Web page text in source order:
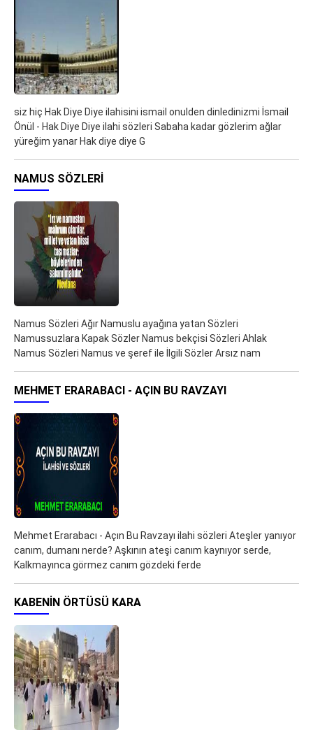
siz hiç Hak Diye Diye ilahisini ismail onulden dinledinizmi İsmail
Önül - Hak Diye Diye ilahi sözleri Sabaha kadar gözlerim ağlar
yüreğim yanar Hak diye diye G
NAMUS SÖZLERI
Namus Sözleri Ağır Namuslu ayağına yatan Sözleri
Namussuzlara Kapak Sözler Namus bekçisi Sözleri Ahlak
Namus Sözleri Namus ve şeref ile İlgili Sözler Arsız nam
MEHMET ERARABACI - AÇIN BU RAVZAYI
Mehmet Erarabacı - Açın Bu Ravzayı ilahi sözleri Ateşler yanıyor
canım, dumanı nerde? Aşkının ateşi canım kaynıyor serde,
Kalkmayınca görmez canım gözdeki ferde
KABENIN ÖRTÜSÜ KARA